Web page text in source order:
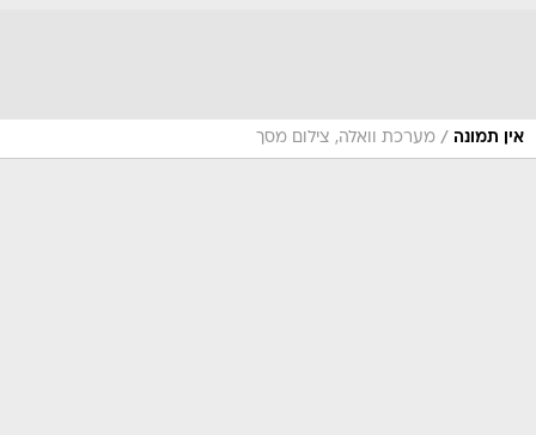
אין תמונה / מערכת וואלה, צילום מסך